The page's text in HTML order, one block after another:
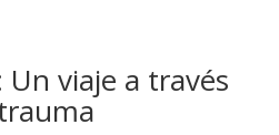
Un viaje a través